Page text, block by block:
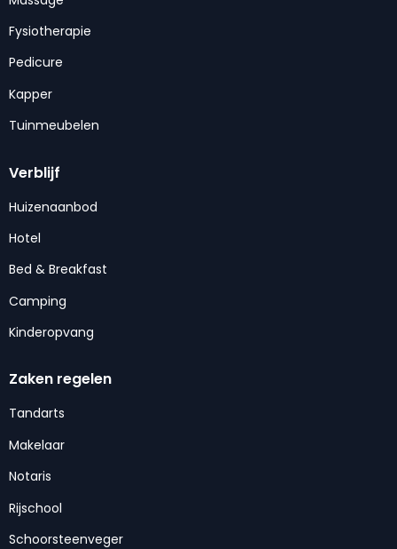
Fysiotherapie
Pedicure
Kapper
Tuinmeubelen
Verblijf
Huizenaanbod
Hotel
Bed & Breakfast
Camping
Kinderopvang
Zaken regelen
Tandarts
Makelaar
Notaris
Rijschool
Schoorsteenveger